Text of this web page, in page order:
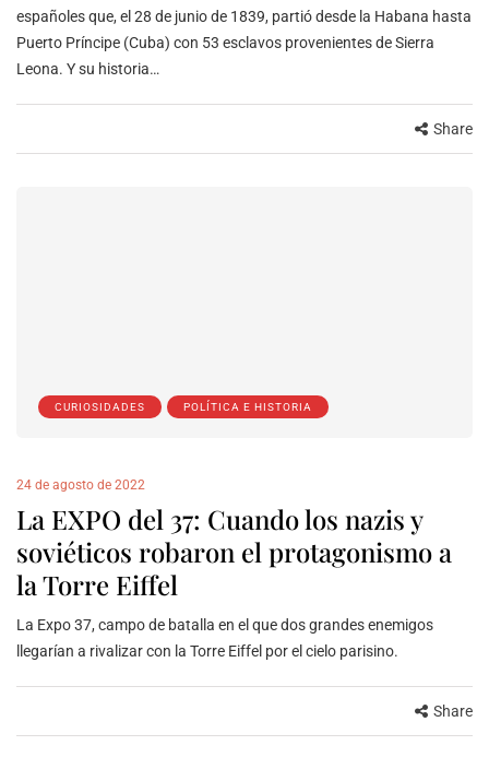
españoles que, el 28 de junio de 1839, partió desde la Habana hasta
Puerto Príncipe (Cuba) con 53 esclavos provenientes de Sierra
Leona. Y su historia…
Share
CURIOSIDADES POLÍTICA E HISTORIA
24 de agosto de 2022
La EXPO del 37: Cuando los nazis y
soviéticos robaron el protagonismo a
la Torre Eiffel
La Expo 37, campo de batalla en el que dos grandes enemigos
llegarían a rivalizar con la Torre Eiffel por el cielo parisino.
Share